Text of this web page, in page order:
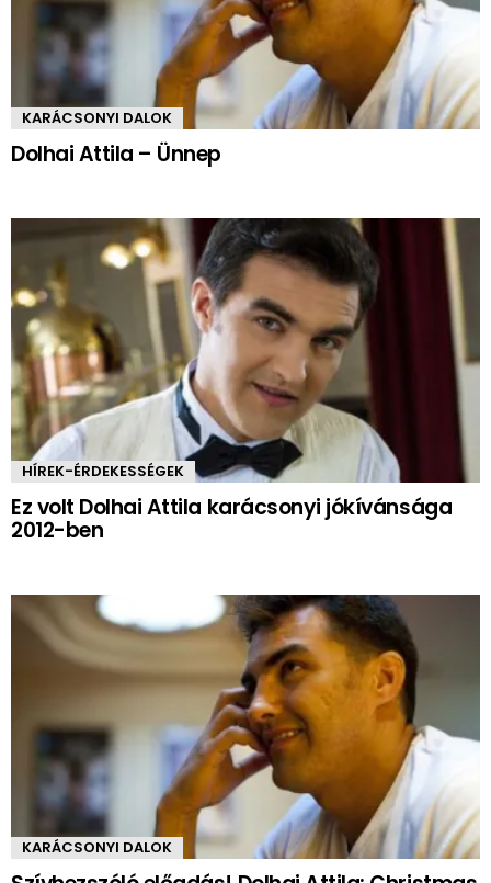
KARÁCSONYI DALOK
Dolhai Attila – Ünnep
HÍREK-ÉRDEKESSÉGEK
Ez volt Dolhai Attila karácsonyi jókívánsága
2012-ben
KARÁCSONYI DALOK